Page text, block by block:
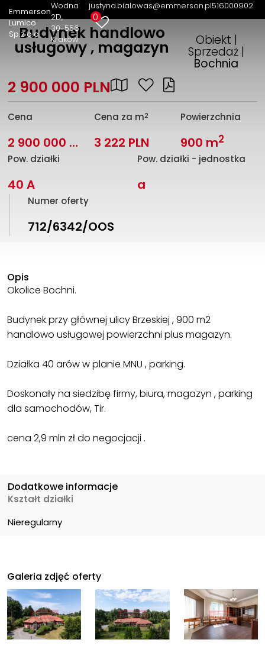
Emmerson
Lumico
Sp.z o.o.
Wodna
2D
30-556
Kraków
justyna.bialowas@emmerson.pl516000902
0
Budynek handlowo
usługowy , magazyn Obiekt |
Sprzedaż |
Bochnia
2 900 000 PLN
Cena
2 900 000 PLN
Cena za m2
3 222 PLN
Powierzchnia
900 m2
Pow. działki
40 A
Pow. działki - jednostka
a
Numer oferty
712/6342/OOS
Opis
Okolice Bochni.
Budynek przy głównej ulicy Brzeskiej , 900 m2
handlowo usługowej powierzchni plus magazyn.
Działka 40 arów w planie MNU , parking.
Doskonały na siedzibę firmy, biura, magazyn , parking
dla samochodów, Tir.
cena 2,9 mln zł do negocjacji .
Dodatkowe informacje
Kształt działki
Nieregularny
Galeria zdjęć oferty